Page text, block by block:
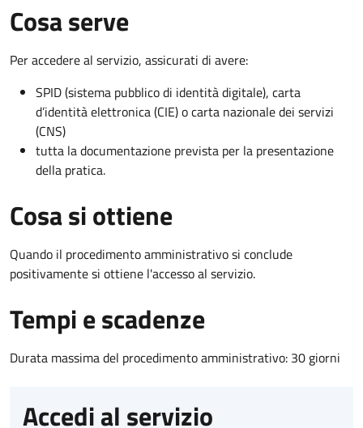
Cosa serve
Per accedere al servizio, assicurati di avere:
SPID (sistema pubblico di identità digitale), carta
d’identità elettronica (CIE) o carta nazionale dei servizi
(CNS)
tutta la documentazione prevista per la presentazione
della pratica.
Cosa si ottiene
Quando il procedimento amministrativo si conclude
positivamente si ottiene l'accesso al servizio.
Tempi e scadenze
Durata massima del procedimento amministrativo: 30 giorni
Accedi al servizio